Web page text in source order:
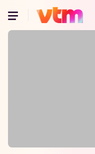
Oeps,